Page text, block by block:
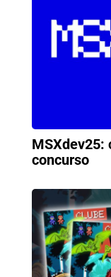
MSXdev25:
concurso